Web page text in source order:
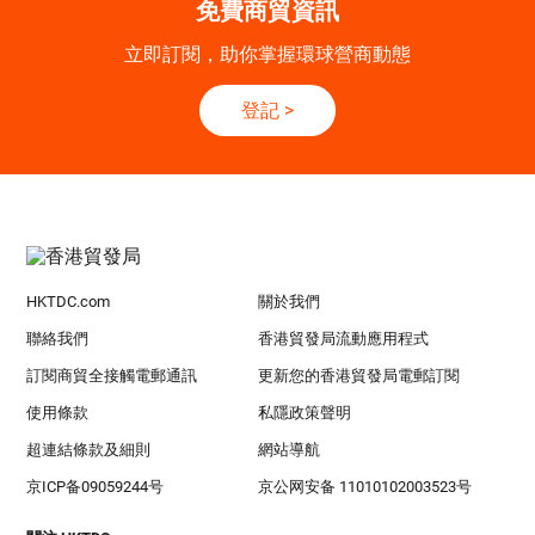
免費商貿資訊
立即訂閱，助你掌握環球營商動態
登記 >
HKTDC.com 關於我們
聯絡我們 香港貿發局流動應用程式
訂閱商貿全接觸電郵通訊 更新您的香港貿發局電郵訂閱
使用條款 私隱政策聲明
超連結條款及細則 網站導航
京ICP备09059244号 京公网安备 11010102003523号